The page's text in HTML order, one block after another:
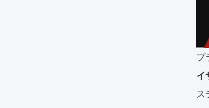
プ
イ
ス